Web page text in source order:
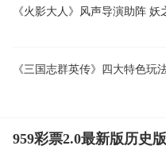
《三国志群英传》四大特色玩
959彩票2.0最新版历史